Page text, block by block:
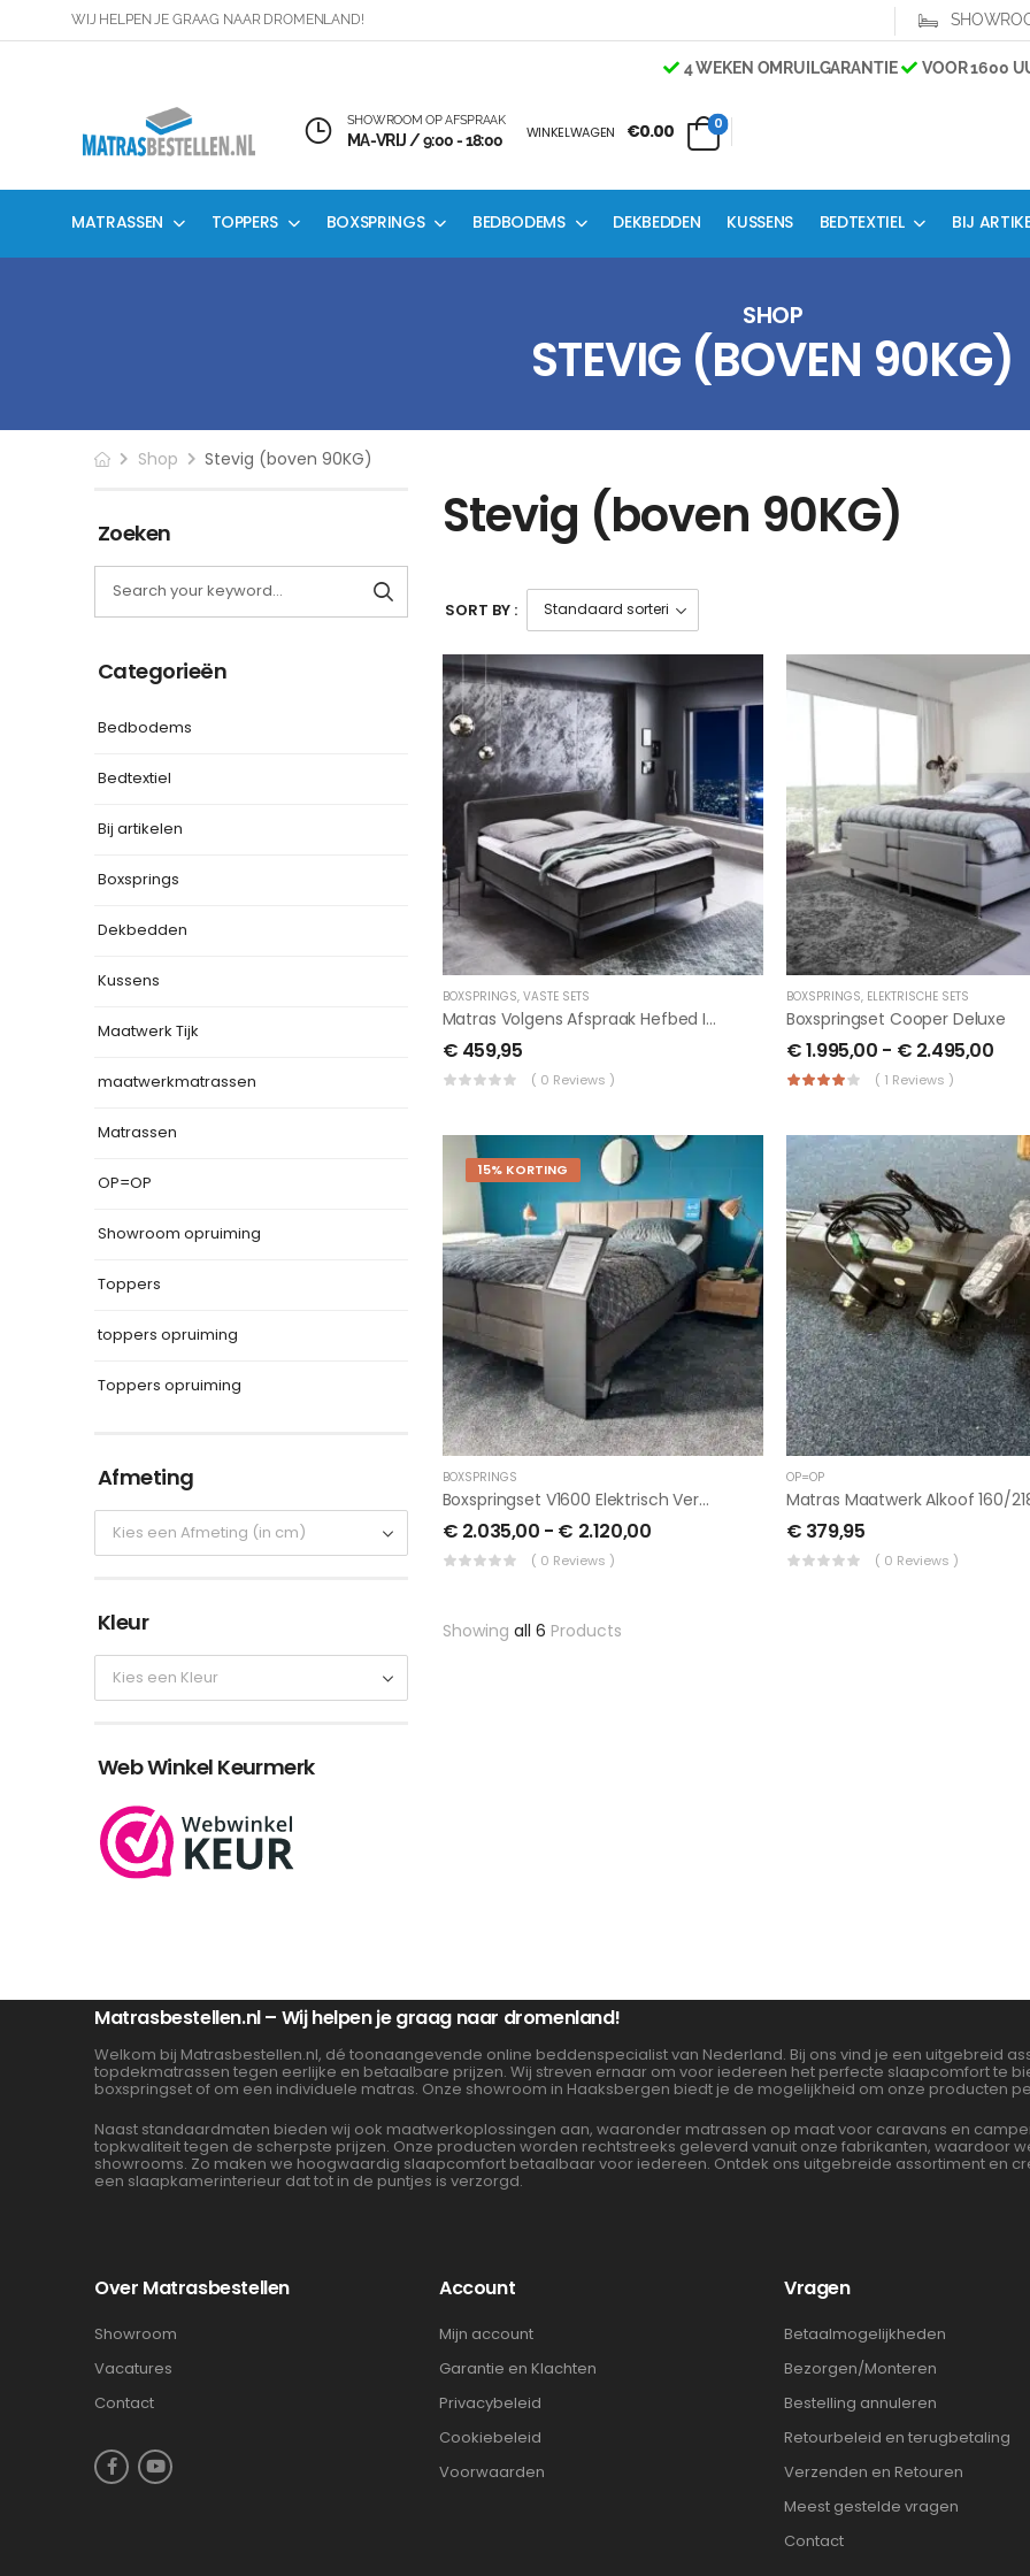
WIJ HELPEN JE GRAAG NAAR DROMENLAND!
4 WEKEN OMRUILGARANTIE VOOR 1600
SHOWROOM OP AFSPRAAK
MA-VRIJ / 9:00 - 18:00 WINKELWAGEN €0.00 0
MATRASSEN TOPPERS BOXSPRINGS BEDBODEMS DEKBEDDEN KUSSENS BEDTEXTIEL BIJ
SHOP
STEVIG (BOVEN 90KG)
Shop Stevig (boven 90KG)
Zoeken
Categorieën
Bedbodems
Bedtextiel
Bij artikelen
Boxsprings
Dekbedden
Kussens
Maatwerk Tijk
maatwerkmatrassen
Matrassen
OP=OP
Showroom opruiming
Toppers
toppers opruiming
Toppers opruiming
Afmeting
Kleur
Web Winkel Keurmerk
Stevig (boven 90KG)
SORT BY :
BOXSPRINGS, VASTE SETS
Matras Volgens Afspraak Hefbed Incl Hoeslakens En Levering
€ 459,95
( 0 Reviews )
BOXSPRINGS, ELEKTRISCHE SETS
Boxspringset Cooper Deluxe
€1.995,00 - € 2.495,00
( 1 Reviews )
15% KORTING
BOXSPRINGS
Boxspringset V1600 Elektrisch Verstelbaar BULLS JUNGLE 15% Korting Extra
€ 2.035,00 - € 2.120,00
( 0 Reviews )
OP=OP
€ 379,95
( 0 Reviews )
Showing all 6 Products
Matrasbestellen.nl – Wij helpen je graag naar dromenland!
Welkom bij Matrasbestellen.nl, dé toonaangevende online beddenspecialist van Nederland. Bij ons vind je een uitgebreid
topdekmatrassen tegen eerlijke en betaalbare prijzen. Wij streven ernaar om voor iedereen het perfecte slaapcomfort te
boxspringset of om een individuele matras. Onze showroom in Haaksbergen biedt je de mogelijkheid om onze producten
Naast standaardmaten bieden wij ook maatwerkoplossingen aan, waaronder matrassen op maat voor caravans en
topkwaliteit tegen de scherpste prijzen. Onze producten worden rechtstreeks geleverd vanuit onze fabrikanten, waardoor
showrooms. Zo maken we hoogwaardig slaapcomfort betaalbaar voor iedereen. Ontdek ons uitgebreide assortiment en
een slaapkamerinterieur dat tot in de puntjes is verzorgd.
Over Matrasbestellen
Showroom
Vacatures
Contact
Account
Mijn account
Garantie en Klachten
Privacybeleid
Cookiebeleid
Voorwaarden
Vragen
Betaalmogelijkheden
Bezorgen/Monteren
Bestelling annuleren
Retourbeleid en terugbetaling
Verzenden en Retouren
Meest gestelde vragen
Contact